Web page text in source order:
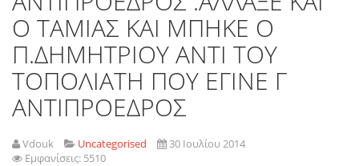
Ο ΤΑΜΙΑΣ ΚΑΙ ΜΠΗΚΕ Ο
Π.ΔΗΜΗΤΡΙΟΥ ΑΝΤΙ ΤΟΥ
ΤΟΠΟΛΙΑΤΗ ΠΟΥ ΕΓΙΝΕ Γ
ΑΝΤΙΠΡΟΕΔΡΟΣ
Vdouk Uncategorised
30 Ιουλίου 2014
Εμφανίσεις: 5510